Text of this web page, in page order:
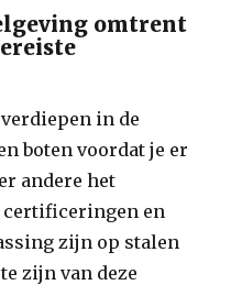
omtrent
in de
boten voordat je er
andere het
certificeringen en
zijn op stalen
zijn van deze